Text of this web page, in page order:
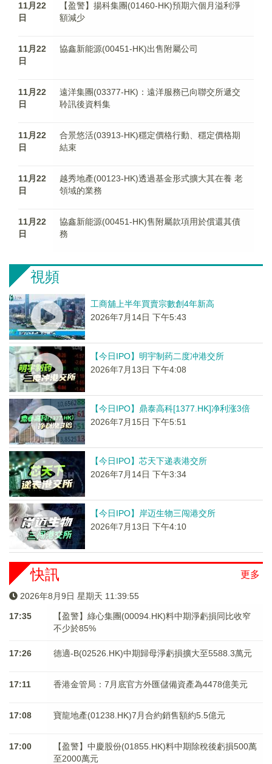
11月22
日
【盈警】揚科集團(01460-HK)預期六個月溢利淨
額減少
11月22
日
協鑫新能源(00451-HK)出售附屬公司
11月22
日
遠洋集團(03377-HK)：遠洋服務已向聯交所遞交
聆訊後資料集
11月22
日
合景悠活(03913-HK)穩定價格行動、穩定價格期
結束
11月22
日
越秀地產(00123-HK)透過基金形式擴大其在養 老
領域的業務
11月22
日
協鑫新能源(00451-HK)售附屬款項用於償還其債
務
視頻
工商舖上半年買賣宗數創4年新高
2026年7月14日 下午5:43
【今日IPO】明宇制药二度冲港交所
2026年7月13日 下午4:08
【今日IPO】鼎泰高科[1377.HK]净利涨3倍
2026年7月15日 下午5:51
【今日IPO】芯天下递表港交所
2026年7月14日 下午3:34
【今日IPO】岸迈生物三闯港交所
2026年7月13日 下午4:10
更多
快訊
2026年8月9日 星期天 11:39:55
17:35
【盈警】綠心集團(00094.HK)料中期淨虧損同比收窄
不少於85%
17:26 德適-B(02526.HK)中期歸母淨虧損擴大至5588.3萬元
17:11 香港金管局：7月底官方外匯儲備資產為4478億美元
17:08 寶龍地產(01238.HK)7月合約銷售額約5.5億元
17:00
【盈警】中慶股份(01855.HK)料中期除稅後虧損500萬
至2000萬元